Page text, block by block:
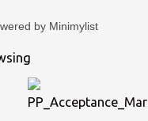
by Minimylist